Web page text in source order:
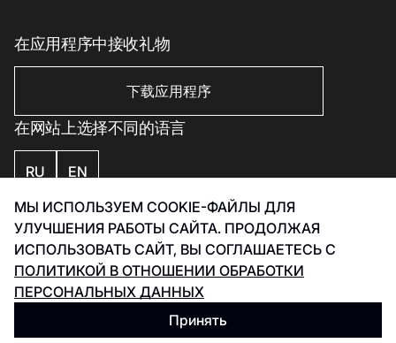
МЫ ИСПОЛЬЗУЕМ COOKIE-ФАЙЛЫ ДЛЯ
УЛУЧШЕНИЯ РАБОТЫ САЙТА. ПРОДОЛЖАЯ
ИСПОЛЬЗОВАТЬ САЙТ, ВЫ СОГЛАШАЕТЕСЬ С
ПОЛИТИКОЙ В ОТНОШЕНИИ ОБРАБОТКИ
ПЕРСОНАЛЬНЫХ ДАННЫХ
Принять
家居用品
在应用程序中接收礼物
下载应用程序
在网站上选择不同的语言
RU EN
私隐政策
Smart Captcha 数据处理政策
发展 Инфинити 2026